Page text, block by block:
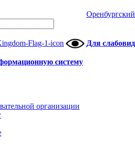
Для
систему
организации